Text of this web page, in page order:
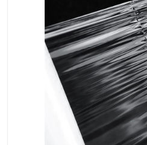
黑白保护膜
明蓝保护膜
印字保护膜
不绣钢板保护膜